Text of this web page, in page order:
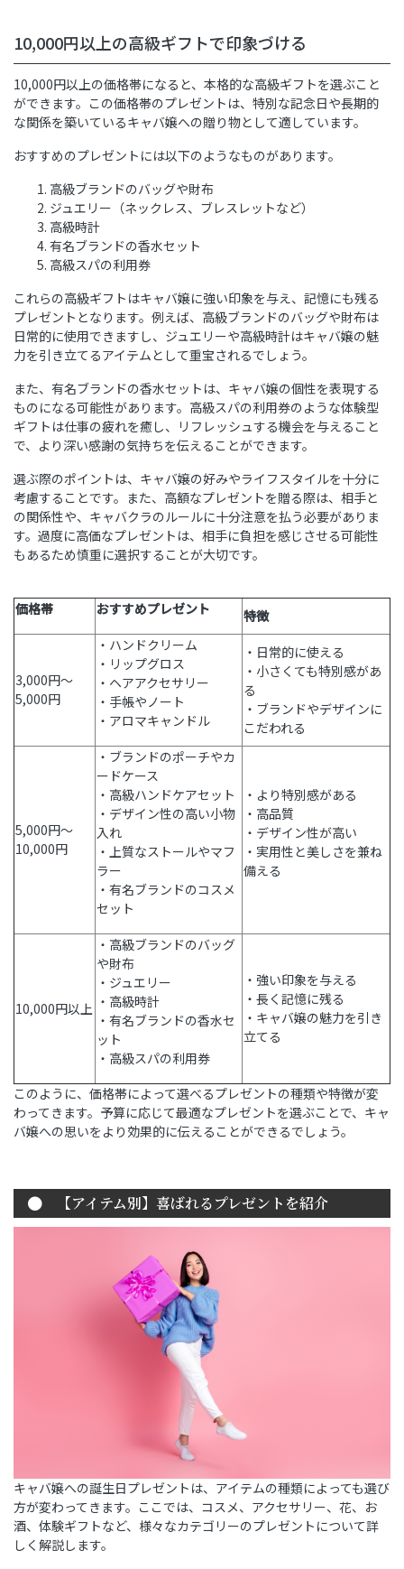
10,000円以上の高級ギフトで印象づける
10,000円以上の価格帯になると、本格的な高級ギフトを選ぶこと
ができます。この価格帯のプレゼントは、特別な記念日や長期的
な関係を築いているキャバ嬢への贈り物として適しています。
おすすめのプレゼントには以下のようなものがあります。
高級ブランドのバッグや財布
ジュエリー（ネックレス、ブレスレットなど）
高級時計
有名ブランドの香水セット
高級スパの利用券
これらの高級ギフトはキャバ嬢に強い印象を与え、記憶にも残る
プレゼントとなります。例えば、高級ブランドのバッグや財布は
日常的に使用できますし、ジュエリーや高級時計はキャバ嬢の魅
力を引き立てるアイテムとして重宝されるでしょう。
また、有名ブランドの香水セットは、キャバ嬢の個性を表現する
ものになる可能性があります。高級スパの利用券のような体験型
ギフトは仕事の疲れを癒し、リフレッシュする機会を与えること
で、より深い感謝の気持ちを伝えることができます。
選ぶ際のポイントは、キャバ嬢の好みやライフスタイルを十分に
考慮することです。また、高額なプレゼントを贈る際は、相手と
の関係性や、キャバクラのルールに十分注意を払う必要がありま
す。過度に高価なプレゼントは、相手に負担を感じさせる可能性
もあるため慎重に選択することが大切です。
価格帯 おすすめプレゼント 特徴
3,000円～
5,000円
・ハンドクリーム
・リップグロス
・ヘアアクセサリー
・手帳やノート
・アロマキャンドル
・日常的に使える
・小さくても特別感があ
る
・ブランドやデザインに
こだわれる
5,000円～
10,000円
・ブランドのポーチやカ
ードケース
・高級ハンドケアセット
・デザイン性の高い小物
入れ
・上質なストールやマフ
ラー
・有名ブランドのコスメ
セット
・より特別感がある
・高品質
・デザイン性が高い
・実用性と美しさを兼ね
備える
10,000円以上
・高級ブランドのバッグ
や財布
・ジュエリー
・高級時計
・有名ブランドの香水セ
ット
・高級スパの利用券
・強い印象を与える
・長く記憶に残る
・キャバ嬢の魅力を引き
立てる
このように、価格帯によって選べるプレゼントの種類や特徴が変
わってきます。予算に応じて最適なプレゼントを選ぶことで、キャ
バ嬢への思いをより効果的に伝えることができるでしょう。
【アイテム別】喜ばれるプレゼントを紹介
キャバ嬢への誕生日プレゼントは、アイテムの種類によっても選び
方が変わってきます。ここでは、コスメ、アクセサリー、花、お
酒、体験ギフトなど、様々なカテゴリーのプレゼントについて詳
しく解説します。